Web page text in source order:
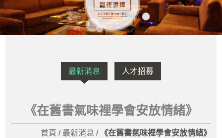
最新消息 人才招募
《在舊書氣味裡學會安放情緒》
首頁 / 最新消息 / 《在舊書氣味裡學會安放情緒》